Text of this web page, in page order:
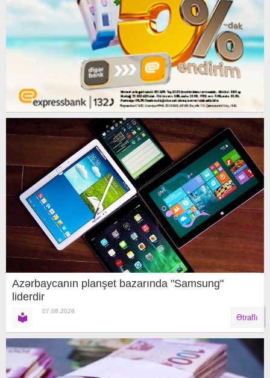
Azərbaycanın planşet bazarında "Samsung"
liderdir
07.08.2026
Ətraflı